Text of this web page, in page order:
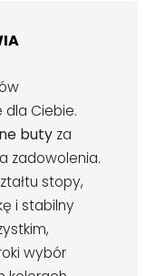
dla Ciebie.
buty za
zadowolenia.
stopy,
i stabilny
wybór